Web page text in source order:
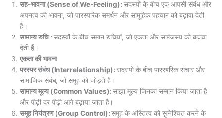
सह-भावना (Sense of We-Feeling): सदस्यों के बीच एक आपसी संबंध और
अपनत्व की भावना, जो पारस्परिक समर्थन और सामूहिक पहचान को बढ़ावा देती
है।
सामान्य रुचि : सदस्यों के बीच समान रुचियाँ, जो एकता और सामंजस्य को बढ़ावा
देती हैं।
एकता की भावना
परस्पर संबंध (Interrelationship): सदस्यों के बीच पारस्परिक संचार और
सामाजिक संबंध, जो समूह को जोड़ते हैं।
सामान्य मूल्य (Common Values): साझा मूल्य जिनका सम्मान किया जाता है
और पीढ़ी दर पीढ़ी आगे बढ़ाया जाता है।
समूह नियंत्रण (Group Control): समूह के अस्तित्व को सुनिश्चित करने के